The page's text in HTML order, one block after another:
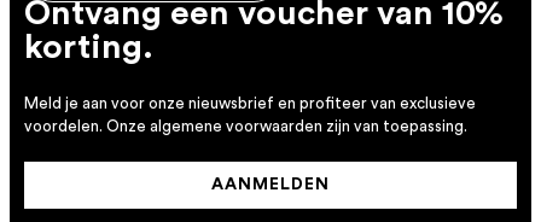
Ontvang een voucher van 10%
korting.
Meld je aan voor onze nieuwsbrief en profiteer van exclusieve
voordelen. Onze algemene voorwaarden zijn van toepassing.
AANMELDEN